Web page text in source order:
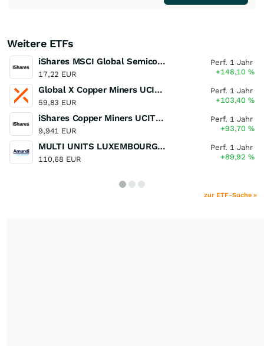
Weitere ETFs
iShares MSCI Global Semiconductors UCITS ETF USD (Acc)
17,22 EUR
Perf. 1 Jahr
+148,10%
Global X Copper Miners UCITS ETF USD Acc
59,83 EUR
Perf. 1 Jahr
+103,40%
iShares Copper Miners UCITS ETF
9,941 EUR
Perf. 1 Jahr
+93,70%
MULTI UNITS LUXEMBOURG - Lyxor MSCI Semiconductors ESG Filtered
110,68 EUR
Perf. 1 Jahr
+89,92%
zur ETF-Suche »